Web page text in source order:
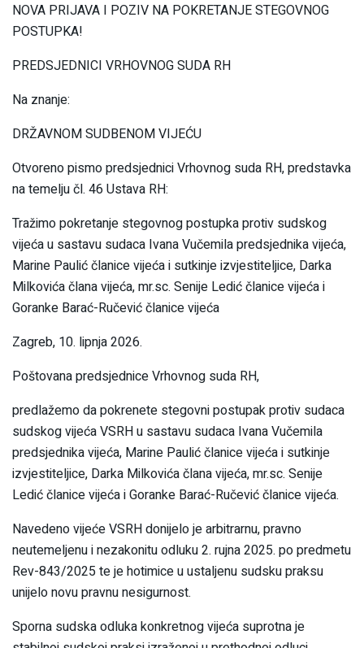
NOVA PRIJAVA I POZIV NA POKRETANJE STEGOVNOG
POSTUPKA!
PREDSJEDNICI VRHOVNOG SUDA RH
Na znanje:
DRŽAVNOM SUDBENOM VIJEĆU
Otvoreno pismo predsjednici Vrhovnog suda RH, predstavka
na temelju čl. 46 Ustava RH:
Tražimo pokretanje stegovnog postupka protiv sudskog
vijeća u sastavu sudaca Ivana Vučemila predsjednika vijeća,
Marine Paulić članice vijeća i sutkinje izvjestiteljice, Darka
Milkovića člana vijeća, mr.sc. Senije Ledić članice vijeća i
Goranke Barać-Ručević članice vijeća
Zagreb, 10. lipnja 2026.
Poštovana predsjednice Vrhovnog suda RH,
predlažemo da pokrenete stegovni postupak protiv sudaca
sudskog vijeća VSRH u sastavu sudaca Ivana Vučemila
predsjednika vijeća, Marine Paulić članice vijeća i sutkinje
izvjestiteljice, Darka Milkovića člana vijeća, mr.sc. Senije
Ledić članice vijeća i Goranke Barać-Ručević članice vijeća.
Navedeno vijeće VSRH donijelo je arbitrarnu, pravno
neutemeljenu i nezakonitu odluku 2. rujna 2025. po predmetu
Rev-843/2025 te je hotimice u ustaljenu sudsku praksu
unijelo novu pravnu nesigurnost.
Sporna sudska odluka konkretnog vijeća suprotna je